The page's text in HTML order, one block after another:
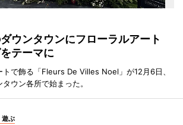
ウンタウンにフローラルアート
テーマに
で飾る「Fleurs De Villes Noel」が12月6日、
ウン各所で始まった。
遊ぶ